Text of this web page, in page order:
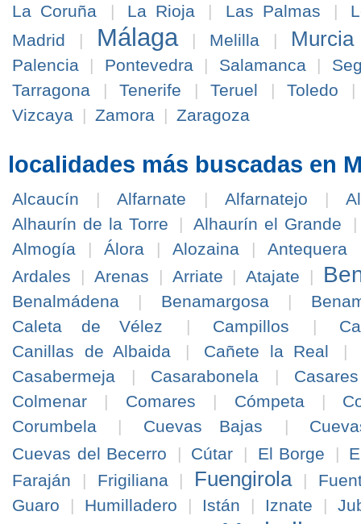
La Coruña
| La Rioja | Las Palmas |
Madrid
| Málaga | Melilla | Murcia
Palencia
| Pontevedra | Salamanca |
Tarragona
| Tenerife | Teruel | Toledo
Vizcaya | Zamora | Zaragoza
localidades más buscadas en
Alcaucín | Alfarnate | Alfarnatejo |
Alhaurín de la Torre
| Alhaurín el Grande
Almogía
| Álora | Alozaina | Antequera
Ardales
| Arenas | Arriate | Atajate |
Benalmádena | Benamargosa |
Caleta de Vélez
| Campillos |
Canillas de Albaida
| Cañete la Real
|
Casabermeja
| Casarabonela |
Casares
Colmenar
| Comares | Cómpeta |
Corumbela
| Cuevas Bajas |
Cuevas del Becerro
| Cútar | El Borge |
Faraján
| Frigiliana | Fuengirola |
Guaro
| Humilladero | Istán | Iznate |